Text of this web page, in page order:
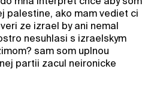
palestine, ako mam vediet ci
ze izrael by ani nemal
nesuhlasi s izraelskym
sam som uplnou
partii zacul neironicke